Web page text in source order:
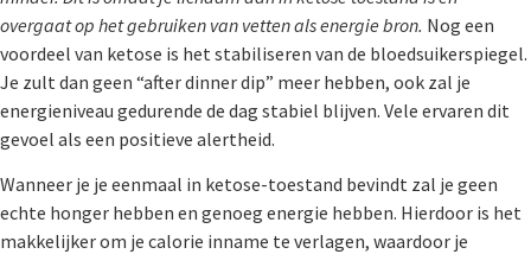
overgaat op het gebruiken van vetten als energie bron. Nog een
voordeel van ketose is het stabiliseren van de bloedsuikerspiegel.
Je zult dan geen “after dinner dip” meer hebben, ook zal je
energieniveau gedurende de dag stabiel blijven. Vele ervaren dit
gevoel als een positieve alertheid.
Wanneer je je eenmaal in ketose-toestand bevindt zal je geen
echte honger hebben en genoeg energie hebben. Hierdoor is het
makkelijker om je calorie inname te verlagen, waardoor je